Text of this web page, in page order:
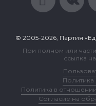
© 2005-2026, Партия
При полном или
ссылка
Политика в
Согласие на